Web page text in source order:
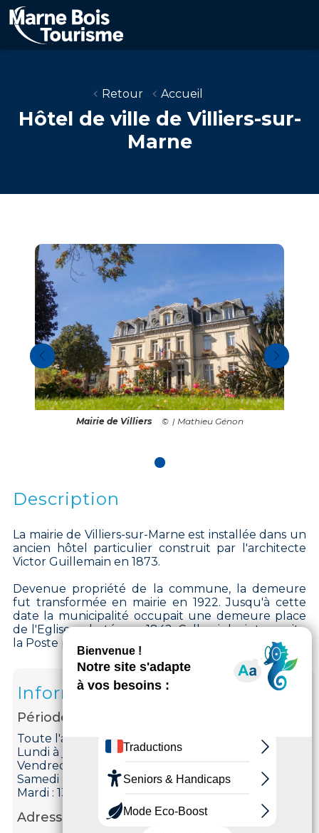
Aller
au
contenu
principal
Retour Accueil
Hôtel de ville de Villiers-sur-
Marne
Mairie de Villiers | Mathieu Génon
Description
La mairie de Villiers-sur-Marne est installée dans un
ancien hôtel particulier construit par l'architecte
Victor Guillemain en 1873.
Devenue propriété de la commune, la demeure
fut transformée en mairie en 1922. Jusqu'à cette
date la municipalité occupait une demeure place
de l'Eglise, achetée en 1842. Celle-ci devint ensuite
la Poste puis le poste de Police.
Informations
Période d'ouverture
Toute l'année, tous les jours.
Lundi à jeudi : 8 h 30 - 12 h & 13 h 30 -17 h 15
Vendredi : 8 h 30 - 12 h & 13 h 30 - 17 h
Samedi : 8 h 30 - 11 h 45
Mardi : 13 h 30 - 17 h 15 : fermé.
Adresse